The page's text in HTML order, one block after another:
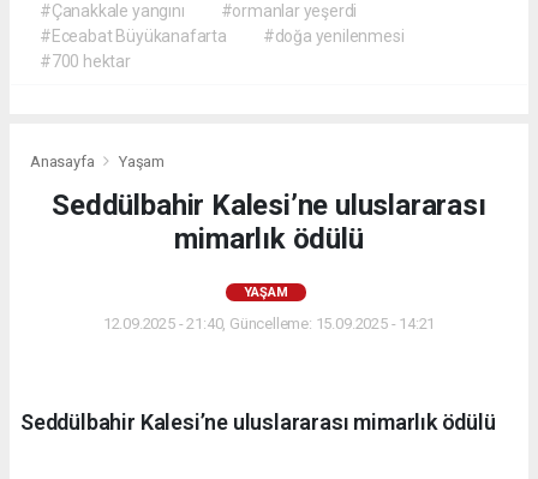
#Çanakkale yangını
#ormanlar yeşerdi
#Eceabat Büyükanafarta
#doğa yenilenmesi
#700 hektar
Anasayfa Yaşam
Seddülbahir Kalesi’ne uluslararası
mimarlık ödülü
YAŞAM
12.09.2025 - 21:40, Güncelleme: 15.09.2025 - 14:21
Seddülbahir Kalesi’ne uluslararası mimarlık ödülü